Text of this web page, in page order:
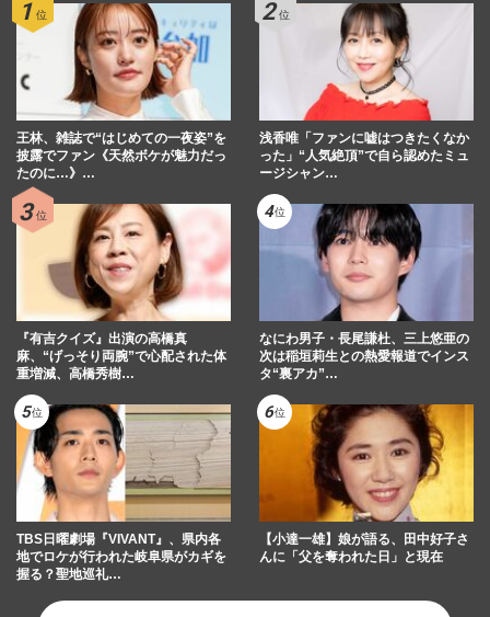
王林、雑誌で“はじめての一夜姿”を
披露でファン《天然ボケが魅力だっ
たのに…》…
浅香唯「ファンに嘘はつきたくなか
った」“人気絶頂”で自ら認めたミュ
ージシャン…
『有吉クイズ』出演の高橋真
麻、“げっそり両腕”で心配された体
重増減、高橋秀樹…
なにわ男子・長尾謙杜、三上悠亜の
次は稲垣莉生との熱愛報道でインス
タ“裏アカ”…
TBS日曜劇場『VIVANT』、県内各
地でロケが行われた岐阜県がカギを
握る？聖地巡礼…
【小達一雄】娘が語る、田中好子さ
んに「父を奪われた日」と現在